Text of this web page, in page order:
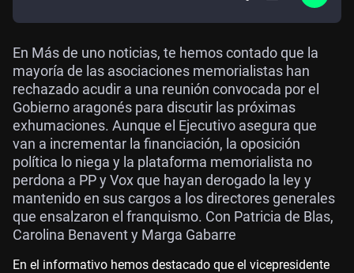
En Más de uno noticias, te hemos contado que la
mayoría de las asociaciones memorialistas han
rechazado acudir a una reunión convocada por el
Gobierno aragonés para discutir las próximas
exhumaciones. Aunque el Ejecutivo asegura que
van a incrementar la financiación, la oposición
política lo niega y la plataforma memorialista no
perdona a PP y Vox que hayan derogado la ley y
mantenido en sus cargos a los directores generales
que ensalzaron el franquismo. Con Patricia de Blas,
Carolina Benavent y Marga Gabarre
En el informativo hemos destacado que el vicepresidente